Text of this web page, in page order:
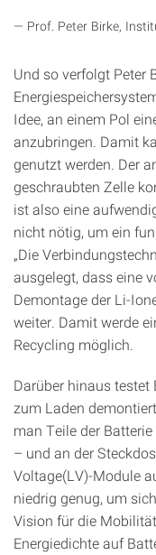
Prof. Peter Birke,
Und so verfolgt Peter
Idee, an einem Pol
anzubringen. Damit
genutzt werden. Der
geschraubten Zelle
ist also eine
nicht nötig, um ein
„Die
ausgelegt, dass eine
Demontage der Li-
weiter. Damit werde
Recycling möglich.
Darüber hinaus testet
zum Laden
man Teile der
– und an der
Voltage(LV)-Module
niedrig genug, um
Vision für die
Energiedichte auf